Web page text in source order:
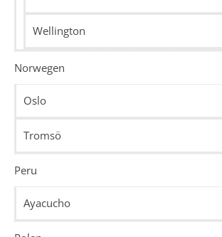
Wellington
Norwegen
Oslo
Tromsö
Peru
Ayacucho